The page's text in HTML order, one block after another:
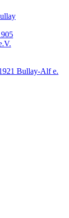
Bullay-Alf e.